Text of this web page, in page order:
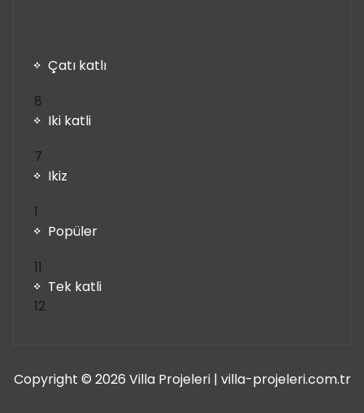
Çatı katlı
8
ürün
Iki katli
7
ürün
Ikiz
1
ürün
Popüler
11
ürün
Tek katli
1212
Copyright © 2026 Villa Projeleri | villa-projeleri.com.tr